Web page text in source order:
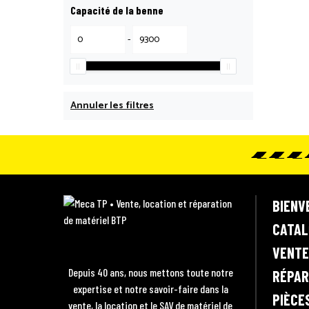
Capacité de la benne
-
Annuler les filtres
M
e
Depuis 40 ans, nous mettons toute notre
expertise et notre savoir-faire dans la
vente, la location et le SAV de matériel de
VENTE